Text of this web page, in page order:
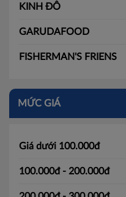
KINH ĐÔ
GARUDAFOOD
FISHERMAN'S FRIENS
MỨC GIÁ
Giá dưới 100.000đ
100.000đ - 200.000đ